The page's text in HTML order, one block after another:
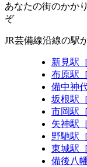
あなたの街のかか
ぞ
JR芸備線沿線の駅
新見駅［
布原駅［
備中神
坂根駅［
市岡駅［
矢神駅［
野馳駅［
東城駅［
備後八